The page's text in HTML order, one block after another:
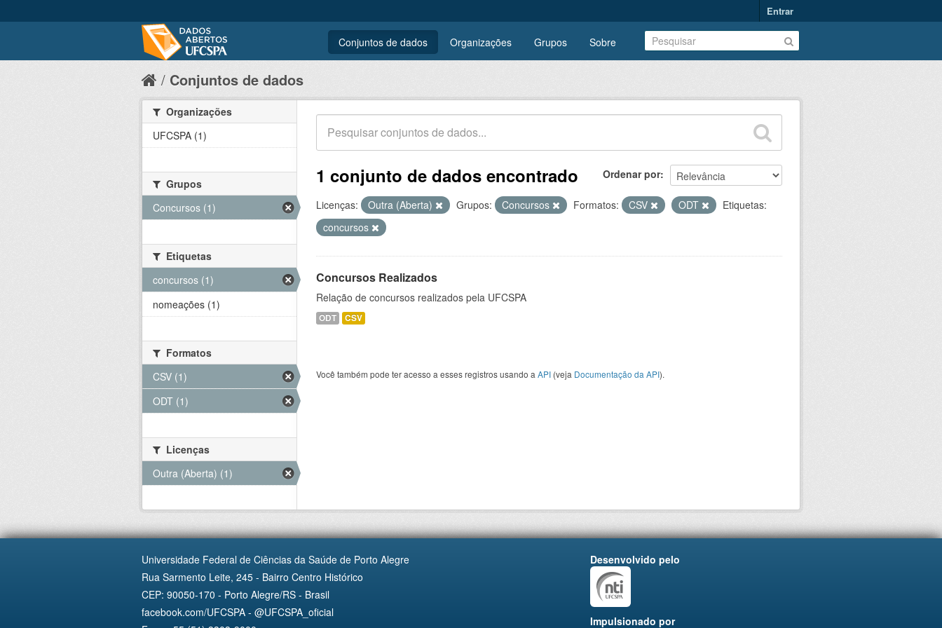
Entrar
Conjuntos de dados Organizações Grupos Sobre
Conjuntos de dados
Ordenar por
1 conjunto de dados encontrado
Licenças: Outra (Aberta) Grupos: Concursos Formatos: CSV ODT
Etiquetas:
concursos
Concursos Realizados
Relação de concursos realizados pela UFCSPA
ODT CSV
Você também pode ter acesso a esses registros usando a API (veja Documentação da API).
Organizações
UFCSPA (1)
Grupos
Concursos (1)
Etiquetas
concursos (1)
nomeações (1)
Formatos
CSV (1)
ODT (1)
Licenças
Outra (Aberta) (1)
Universidade Federal de Ciências da Saúde de Porto Alegre
Rua Sarmento Leite, 245 - Bairro Centro Histórico
CEP: 90050-170 - Porto Alegre/RS - Brasil
facebook.com/UFCSPA - @UFCSPA_oficial
Desenvolvido pelo
Impulsionado por